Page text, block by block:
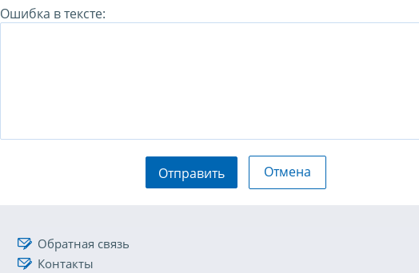
Ошибка в тексте:
Отправить Отмена
Обратная связь
Контакты